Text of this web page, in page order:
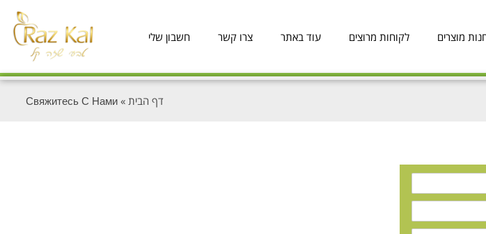
מוצרים לקוחות מרוצים עוד באתר צרו קשר חשבון שלי
דף הבית »
Свяжитесь С Нами